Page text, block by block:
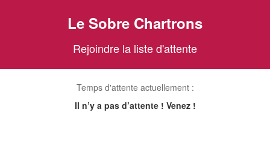
Le Sobre Chartrons
Rejoindre la liste d'attente
Temps d'attente actuellement :
Il n’y a pas d’attente ! Venez !